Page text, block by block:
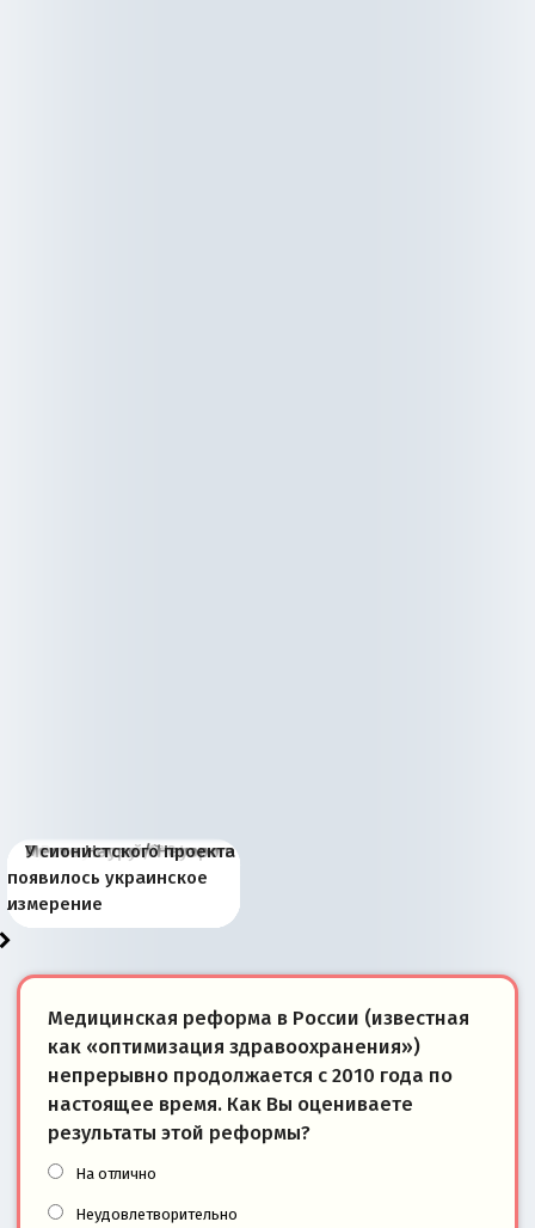
Киевская марионетка
Запада рассказала о
«переобувании» хозяев
В России назрели
перемены: 15 шагов к
суверенной экономике
Миграционный пожар
Европы
Россия начинает
сбрасывать балласт
Анкориджа
Россия зимой 1904
года: первые уступки во
внутренней политике
Русская нация вчера и
сегодня
Почему правый крах в
Варшаве не поможет её
отношениям с Россией?
Место Науру / Науэро в
современной истории
Южной Осетии
У сионистского проекта
появилось украинское
измерение
Медицинская реформа в России (известная
как «оптимизация здравоохранения»)
непрерывно продолжается с 2010 года по
настоящее время. Как Вы оцениваете
результаты этой реформы?
На отлично
Неудовлетворительно